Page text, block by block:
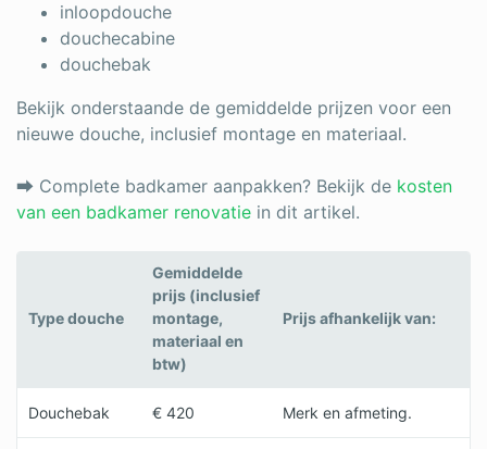
inloopdouche
douchecabine
douchebak
Bekijk onderstaande de gemiddelde prijzen voor een
nieuwe douche, inclusief montage en materiaal.
⮕ Complete badkamer aanpakken? Bekijk de kosten
van een badkamer renovatie in dit artikel.
Type douche
Gemiddelde
prijs (inclusief
montage,
materiaal en
btw)
Prijs afhankelijk van:
Douchebak € 420 Merk en afmeting.